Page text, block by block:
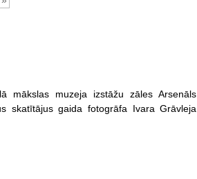
mākslas muzeja izstāžu zāles Arsenāls
skatītājus gaida fotogrāfa Ivara Grāvleja